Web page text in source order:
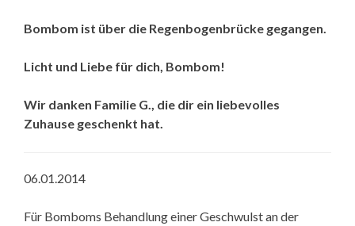
Bombom ist über die Regenbogenbrücke gegangen.
Licht und Liebe für dich, Bombom!
Wir danken Familie G., die dir ein liebevolles
Zuhause geschenkt hat.
06.01.2014
Für Bomboms Behandlung einer Geschwulst an der